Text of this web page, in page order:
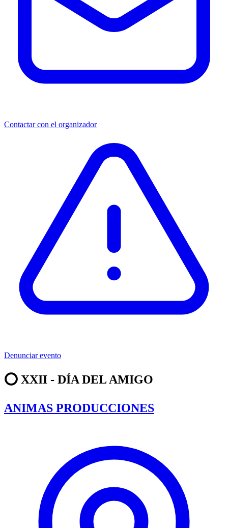
Contactar con el organizador
Denunciar evento
⭕️ XXII - DÍA DEL AMIGO
ANIMAS PRODUCCIONES